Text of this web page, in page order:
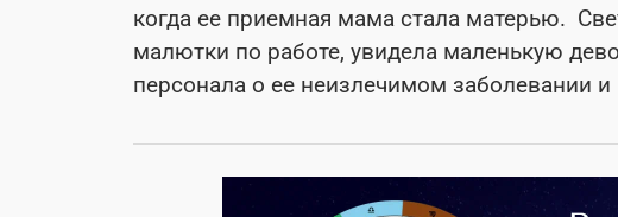
когда ее приемная мама стала матерью.
малютки по работе, увидела маленькую
персонала о ее неизлечимом заболевании